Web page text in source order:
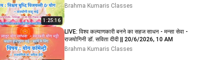
1:25:16
Brahma Kumaris Classes
LIVE: विश्व कल्याणकारी बनने का सहज साधन - मन्सा सेवा -
राजयोगिनी डॉ. सविता दीदी || 20/6/2026, 10 AM
Brahma Kumaris Classes